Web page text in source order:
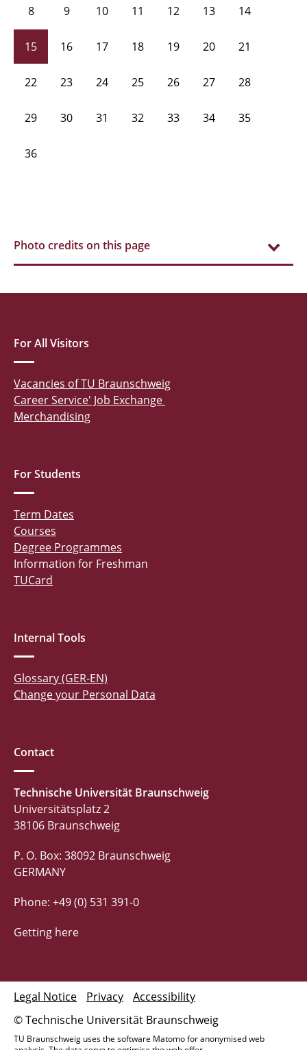
8 9 10 11 12 13 14
15 16 17 18 19 20 21
22 23 24 25 26 27 28
29 30 31 32 33 34 35
36
Photo credits on this page
For All Visitors
Vacancies of TU Braunschweig
Career Service' Job Exchange
Merchandising
For Students
Term Dates
Courses
Degree Programmes
Information for Freshman
TUCard
Internal Tools
Glossary (GER-EN)
Change your Personal Data
Contact
Technische Universität Braunschweig
Universitätsplatz 2
38106 Braunschweig
P. O. Box: 38092 Braunschweig
GERMANY
Phone: +49 (0) 531 391-0
Getting here
© Technische Universität Braunschweig
Legal Notice Privacy Accessibility
TU Braunschweig uses the software Matomo for anonymised web